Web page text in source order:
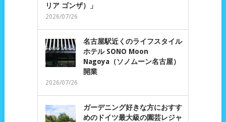
リア ゴンザ）」
2026/07/26
名古屋駅近くのライフスタイル
ホテル SONO Moon
Nagoya（ソノムーン名古屋）
開業
2026/07/26
ガーデニング好きな方におすす
めのドイツ最大級の園芸レジャ